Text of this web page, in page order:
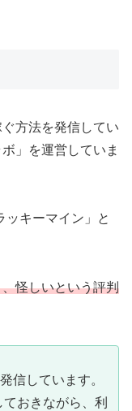
方法を発信してい
」を運営していま
ッキーマイン」と
怪しいという評判
信しています。
おきながら、利